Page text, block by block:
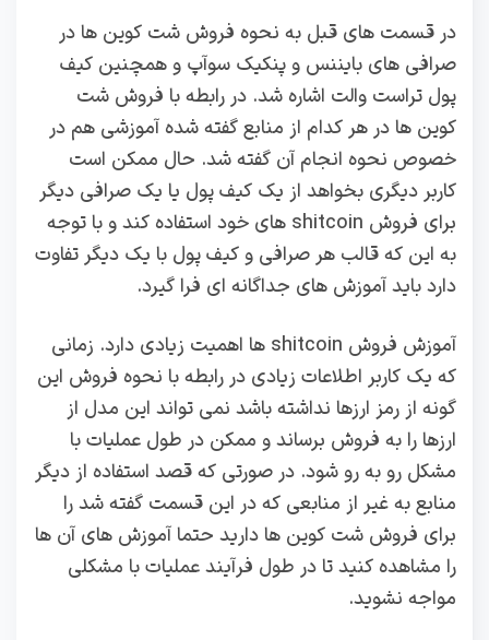
در قسمت های قبل به نحوه فروش شت کوین ها در
صرافی های بایننس و پنکیک سوآپ و همچنین کیف
پول تراست والت اشاره شد. در رابطه با فروش شت
کوین ها در هر کدام از منابع گفته شده آموزشی هم در
خصوص نحوه انجام آن گفته شد. حال ممکن است
کاربر دیگری بخواهد از یک کیف پول یا یک صرافی دیگر
برای فروش shitcoin های خود استفاده کند و با توجه
به این که قالب هر صرافی و کیف پول با یک دیگر تفاوت
دارد باید آموزش های جداگانه ای فرا گیرد.
آموزش فروش shitcoin ها اهمیت زیادی دارد. زمانی
که یک کاربر اطلاعات زیادی در رابطه با نحوه فروش این
گونه از رمز ارزها نداشته باشد نمی تواند این مدل از
ارزها را به فروش برساند و ممکن در طول عملیات با
مشکل رو به رو شود. در صورتی که قصد استفاده از دیگر
منابع به غیر از منابعی که در این قسمت گفته شد را
برای فروش شت کوین ها دارید حتما آموزش های آن ها
را مشاهده کنید تا در طول فرآیند عملیات با مشکلی
مواجه نشوید.